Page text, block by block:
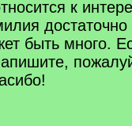
к
достаточно
быть много.